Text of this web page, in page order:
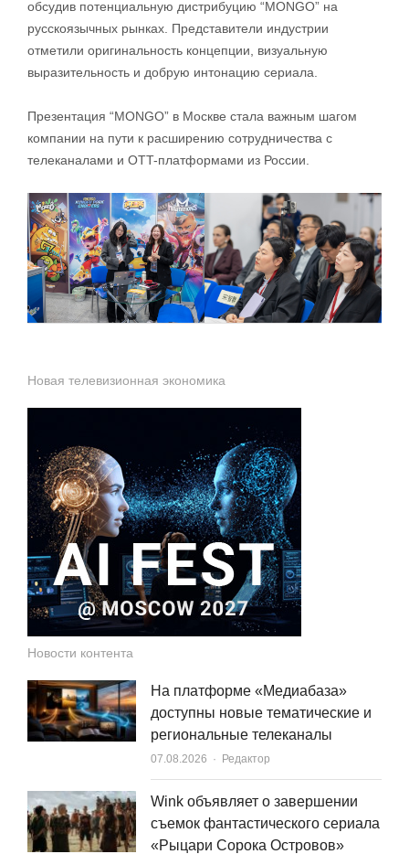
обсудив потенциальную дистрибуцию “MONGO” на
русскоязычных рынках. Представители индустрии
отметили оригинальность концепции, визуальную
выразительность и добрую интонацию сериала.
Презентация “MONGO” в Москве стала важным шагом
компании на пути к расширению сотрудничества с
телеканалами и OTT-платформами из России.
Новая телевизионная экономика
Новости контента
На платформе «Медиабаза»
доступны новые тематические и
региональные телеканалы
07.08.2026 Author
Редактор
Wink объявляет о завершении
съемок фантастического сериала
«Рыцари Сорока Островов»